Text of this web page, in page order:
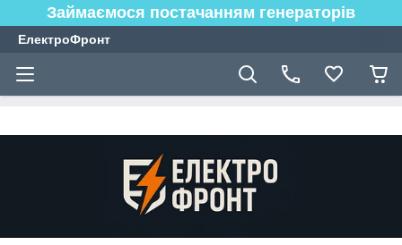
Займаємося постачанням генераторів
ЕлектроФронт